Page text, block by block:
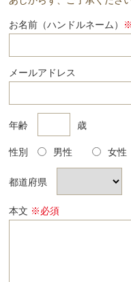
お名前（ハンドルネーム）
メールアドレス
年齢 歳
性別 男性 女性
都道府県
本文 ※必須